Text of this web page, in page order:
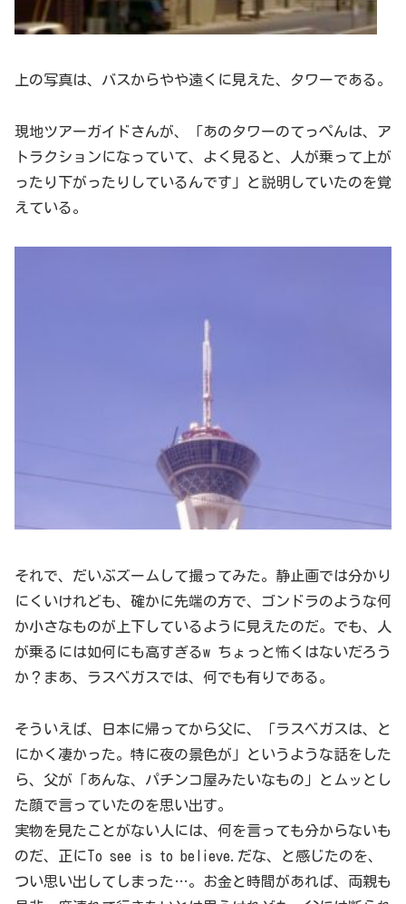
上の写真は、バスからやや遠くに見えた、タワーである。
現地ツアーガイドさんが、「あのタワーのてっぺんは、ア
トラクションになっていて、よく見ると、人が乗って上が
ったり下がったりしているんです」と説明していたのを覚
えている。
それで、だいぶズームして撮ってみた。静止画では分かり
にくいけれども、確かに先端の方で、ゴンドラのような何
か小さなものが上下しているように見えたのだ。でも、人
が乗るには如何にも高すぎるw ちょっと怖くはないだろう
か？まあ、ラスベガスでは、何でも有りである。
そういえば、日本に帰ってから父に、「ラスベガスは、と
にかく凄かった。特に夜の景色が」というような話をした
ら、父が「あんな、パチンコ屋みたいなもの」とムッとし
た顔で言っていたのを思い出す。
実物を見たことがない人には、何を言っても分からないも
のだ、正にTo see is to believe.だな、と感じたのを、
つい思い出してしまった…。お金と時間があれば、両親も